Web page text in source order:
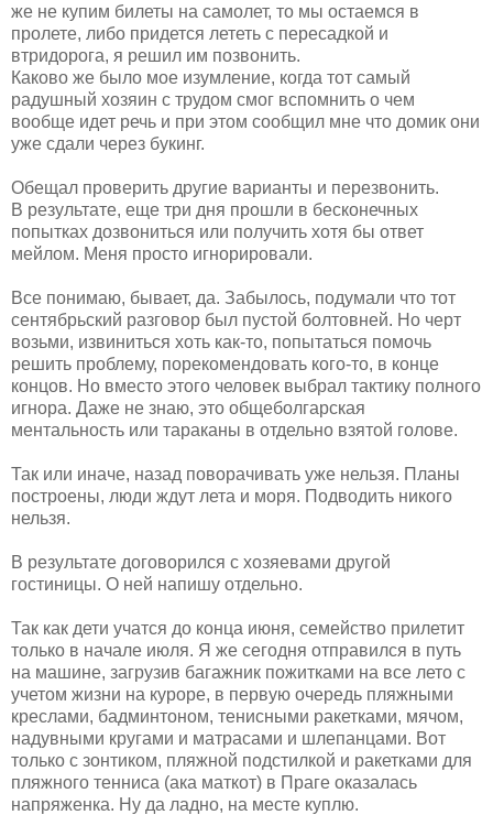
же не купим билеты на самолет, то мы остаемся в
пролете, либо придется лететь с пересадкой и
втридорога, я решил им позвонить.
Каково же было мое изумление, когда тот самый
радушный хозяин с трудом смог вспомнить о чем
вообще идет речь и при этом сообщил мне что домик они
уже сдали через букинг.
Обещал проверить другие варианты и перезвонить.
В результате, еще три дня прошли в бесконечных
попытках дозвониться или получить хотя бы ответ
мейлом. Меня просто игнорировали.
Все понимаю, бывает, да. Забылось, подумали что тот
сентябрьский разговор был пустой болтовней. Но черт
возьми, извиниться хоть как-то, попытаться помочь
решить проблему, порекомендовать кого-то, в конце
концов. Но вместо этого человек выбрал тактику полного
игнора. Даже не знаю, это общеболгарская
ментальность или тараканы в отдельно взятой голове.
Так или иначе, назад поворачивать уже нельзя. Планы
построены, люди ждут лета и моря. Подводить никого
нельзя.
В результате договорился с хозяевами другой
гостиницы. О ней напишу отдельно.
Так как дети учатся до конца июня, семейство прилетит
только в начале июля. Я же сегодня отправился в путь
на машине, загрузив багажник пожитками на все лето с
учетом жизни на куроре, в первую очередь пляжными
креслами, бадминтоном, тенисными ракетками, мячом,
надувными кругами и матрасами и шлепанцами. Вот
только с зонтиком, пляжной подстилкой и ракетками для
пляжного тенниса (ака маткот) в Праге оказалась
напряженка. Ну да ладно, на месте куплю.